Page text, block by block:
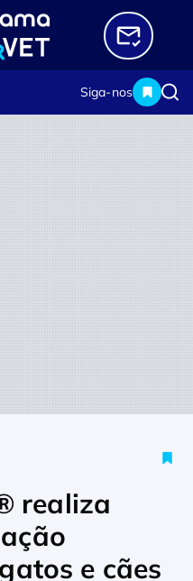
Siga-nos
realiza ação com
realiza
e cães